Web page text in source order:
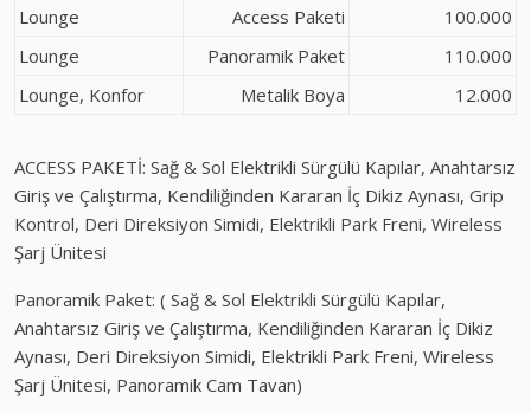
Lounge
Access Paketi
100.000
Lounge
Panoramik Paket
110.000
Lounge, Konfor
Metalik Boya 12.000
ACCESS PAKETİ: Sağ & Sol Elektrikli Sürgülü Kapılar, Anahtarsız
Giriş ve Çalıştırma, Kendiliğinden Kararan İç Dikiz Aynası, Grip
Kontrol, Deri Direksiyon Simidi, Elektrikli Park Freni, Wireless
Şarj Ünitesi
Panoramik Paket: ( Sağ & Sol Elektrikli Sürgülü Kapılar,
Anahtarsız Giriş ve Çalıştırma, Kendiliğinden Kararan İç Dikiz
Aynası, Deri Direksiyon Simidi, Elektrikli Park Freni, Wireless
Şarj Ünitesi, Panoramik Cam Tavan)